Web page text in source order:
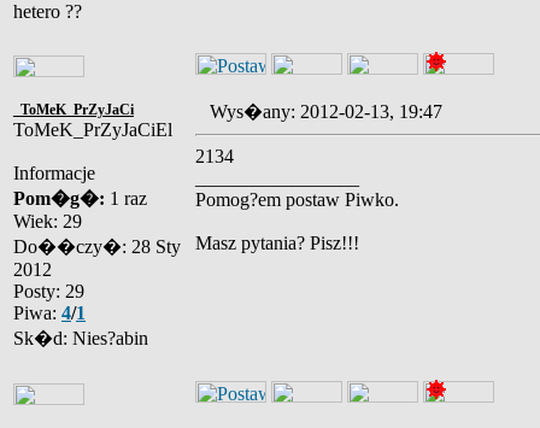
hetero ??
_ToMeK_PrZyJaCi
ToMeK_PrZyJaCiEl
Informacje
Pom�g�: 1 raz
Wiek: 29
Do��czy�: 28 Sty
2012
Posty: 29
Piwa: 4/1
Sk�d: Nies?abin
Wys�any: 2012-02-13, 19:47
2134
Pomog?em postaw Piwko.
Masz pytania? Pisz!!!